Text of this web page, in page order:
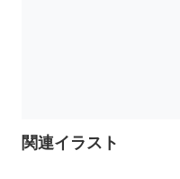
関連イラスト